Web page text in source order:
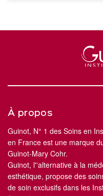
À propos
Guinot, N° 1 des Soins en
en France est une marque
Guinot-Mary Cohr.
Guinot, l''alternative à la
esthétique, propose des
de soin exclusifs dans les